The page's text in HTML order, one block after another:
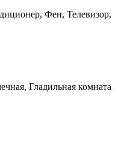
Фен, Телевизор,
Гладильная комната